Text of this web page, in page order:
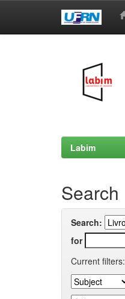
Labim
Search
Search:
for
Current filters: